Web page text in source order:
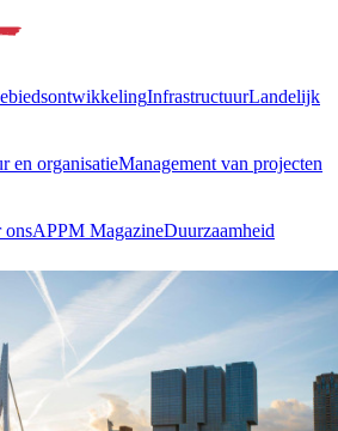
InfrastructuurLandelijk
en organisatieManagement van projecten
onsAPPM MagazineDuurzaamheid